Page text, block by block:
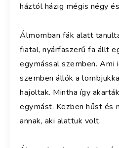
háztól házig mégis négy
Álmomban fák alatt
fiatal, nyárfaszerű fa állt
egymással szemben. Ami
szemben állók a
hajoltak. Mintha így
egymást. Közben hűst és
annak, aki alattuk volt.